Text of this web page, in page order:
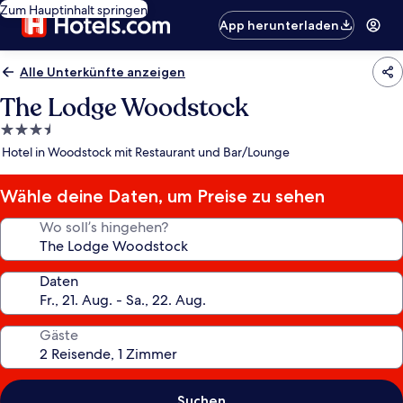
Zum Hauptinhalt springen
App herunterladen
Alle Unterkünfte anzeigen
The Lodge Woodstock
3.5-
Sterne-
Hotel in Woodstock mit Restaurant und Bar/Lounge
Wähle deine Daten, um Preise zu sehen
Wo soll’s hingehen?
Daten
Gäste